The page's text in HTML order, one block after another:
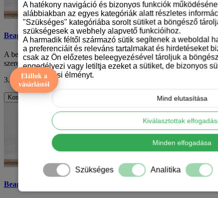
Beagle kölyök mintás bögre
A beagle kölyök mintás bögre az ideális választás azoknak, akik
szeretik ezt a különleges kutyafajtá..
3.290 FtÁFA nélkül: 2.591 Ft
Kosárba
Beagle kölyök mintás bögre
Elállok a
vásárlástól
A hatékony navigáció és bizonyos funkciók
alábbiakban az egyes kategóriák alatt részletes
"Szükséges" kategóriába sorolt sütiket a böngésző
szükségesek a webhely alapvető funkcióihoz.
A harmadik féltől származó sütik segítenek a weboldal
a preferenciáit és releváns tartalmakat és hirdetéseket
csak az Ön előzetes beleegyezésével tároljuk a
engedélyezi vagy letiltja ezeket a sütiket, de bizonyos
böngészési élményt.
Mind elutasítása
Kiválasztottak
Minden elfogadása
Szükséges Analitika